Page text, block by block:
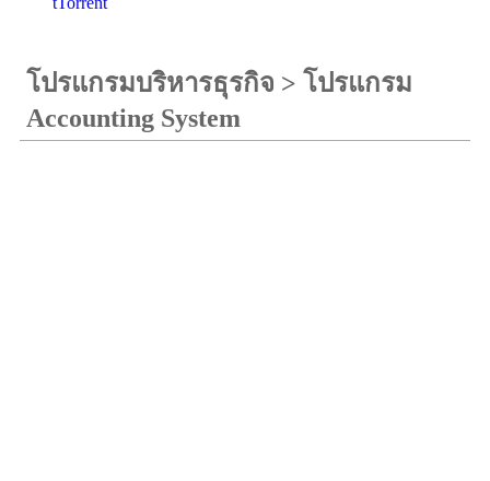
โปรแกรมบริหารธุรกิจ > โปรแกรม
Accounting System